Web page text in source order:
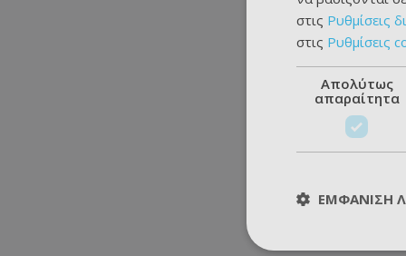
στις Ρυθμίσεις
στις Ρυθμίσεις
Απολύτως
απαραίτητα
ΕΜΦΆΝΙΣΗ